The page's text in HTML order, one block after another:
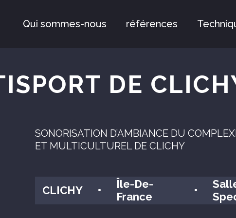
Qui sommes-nous références
DE
SONORISATION D’AMBIANCE DU
ET MULTICULTUREL DE CLICHY
CLICHY •
Île-De-
France
•